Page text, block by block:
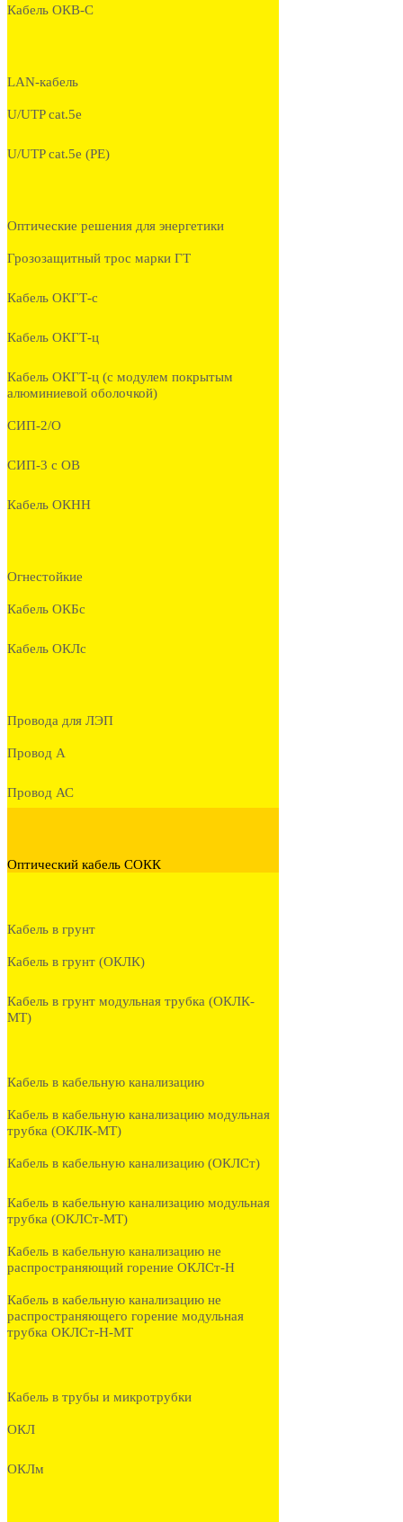
Кабель ОКВ-С
LAN-кабель
U/UTP cat.5e
U/UTP cat.5e (PE)
Оптические решения для энергетики
Грозозащитный трос марки ГТ
Кабель ОКГТ-с
Кабель ОКГТ-ц
Кабель ОКГТ-ц (с модулем покрытым
алюминиевой оболочкой)
СИП-2/О
СИП-3 с ОВ
Кабель ОКНН
Огнестойкие
Кабель ОКБc
Кабель ОКЛc
Провода для ЛЭП
Провод А
Провод АС
Оптический кабель СОКК
Кабель в грунт
Кабель в грунт (ОКЛК)
Кабель в грунт модульная трубка (ОКЛК-
МТ)
Кабель в кабельную канализацию
Кабель в кабельную канализацию модульная
трубка (ОКЛК-МТ)
Кабель в кабельную канализацию (ОКЛСт)
Кабель в кабельную канализацию модульная
трубка (ОКЛСт-МТ)
Кабель в кабельную канализацию не
распространяющий горение ОКЛСт-Н
Кабель в кабельную канализацию не
распространяющего горение модульная
трубка ОКЛСт-Н-МТ
Кабель в трубы и микротрубки
ОКЛ
ОКЛм